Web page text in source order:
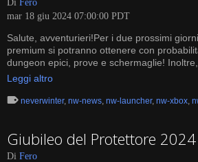
Di Fero
mar 18 giu 2024 07:00:00 PDT
Salute, avventurieri!Per i due prossimi
premium si potranno ottenere con
dungeon epici, prove e schermaglie! Inoltre,
Leggi altro
neverwinter, nw-news, nw-launcher, nw-xbox,
Giubileo del Protettore 2024
Di Fero